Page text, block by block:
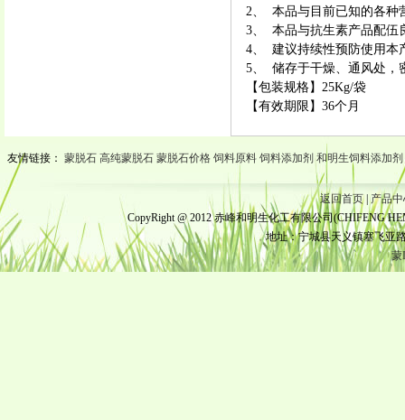
2、 本品与目前已知的各种
3、 本品与抗生素产品配伍
4、 建议持续性预防使用本
5、 储存于干燥、通风处，
【包装规格】25Kg/袋
【有效期限】36个月
友情链接： 蒙脱石 高纯蒙脱石 蒙脱石价格 饲料原料 饲料添加剂 和明生饲料添加剂
返回首页|产品
CopyRight @ 2012 赤峰和明生化工有限公司(CHIFENG
地址：宁城县天义镇塞飞亚
蒙